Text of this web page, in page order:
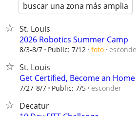
buscar una zona más amplia
St. Louis
2026 Robotics Summer Camp
8/3-8/7 Public: 7/12 foto
St. Louis
Get Certified, Become an
7/27-8/7 Public: 7/5 esconder
Decatur